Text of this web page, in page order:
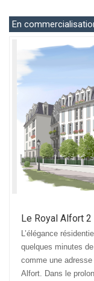
En
Le Royal Alfort
L’élégance
quelques minutes
comme une
Alfort. Dans le